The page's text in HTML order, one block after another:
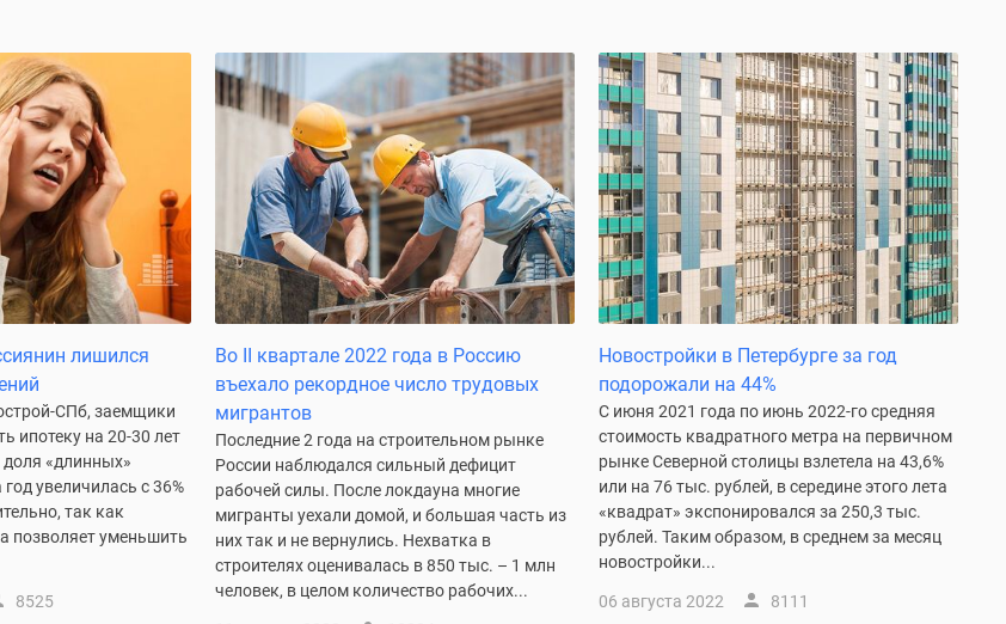
лишился
СПб, заемщики
ипотеку на 20-30 лет
«длинных»
увеличилась с 36%
так как
позволяет уменьшить
8525
Во II квартале 2022 года в Россию
въехало рекордное число трудовых
мигрантов
Последние 2 года на строительном рынке
России наблюдался сильный дефицит
рабочей силы. После локдауна многие
мигранты уехали домой, и большая часть из
них так и не вернулись. Нехватка в
строителях оценивалась в 850 тыс. – 1 млн
человек, в целом количество рабочих...
Новостройки в Петербурге за год
подорожали на 44%
С июня 2021 года по июнь 2022-го средняя
стоимость квадратного метра на первичном
рынке Северной столицы взлетела на 43,6%
или на 76 тыс. рублей, в середине этого лета
«квадрат» экспонировался за 250,3 тыс.
рублей. Таким образом, в среднем за месяц
новостройки...
06 августа 2022 8111